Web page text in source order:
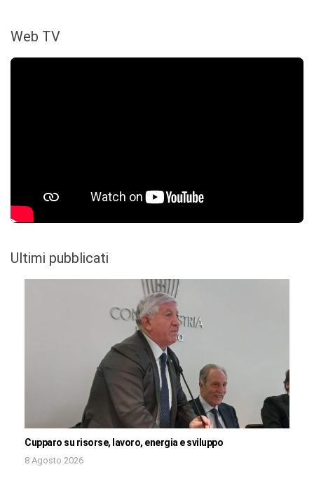
Web TV
Ultimi pubblicati
Cupparo su risorse, lavoro, energia e sviluppo
8 Agosto 2026